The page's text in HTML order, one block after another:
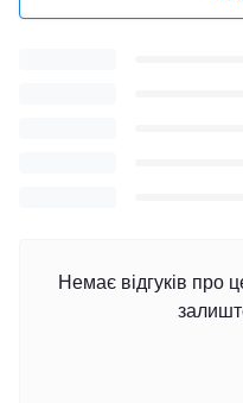
Немає відгуків про